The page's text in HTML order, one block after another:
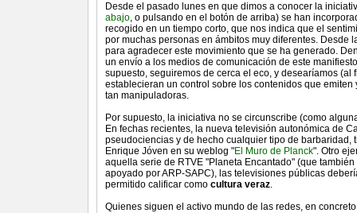
Desde el pasado lunes en que dimos a conocer la
abajo, o pulsando en el botón de arriba) se han
recogido en un tiempo corto, que nos indica que el
por muchas personas en ámbitos muy diferentes.
para agradecer este movimiento que se ha generado.
un envío a los medios de comunicación de este
supuesto, seguiremos de cerca el eco, y desearíamos
establecieran un control sobre los contenidos que
tan manipuladoras.
Por supuesto, la iniciativa no se circunscribe (como
En fechas recientes, la nueva televisión autonómica de
pseudociencias y de hecho cualquier tipo de
Enrique Jóven en su weblog "El Muro de Planck". Otro
aquella serie de RTVE "Planeta Encantado" (que
apoyado por ARP-SAPC), las televisiones públicas
permitido calificar como cultura veraz.
Quienes siguen el activo mundo de las redes, en